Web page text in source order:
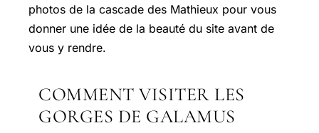
photos de la cascade des Mathieux pour vous
donner une idée de la beauté du site avant de
vous y rendre.
COMMENT VISITER LES
GORGES DE GALAMUS